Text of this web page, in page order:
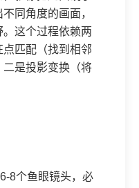
同角度的画面，
这个过程依赖两
匹配（找到相邻
是投影变换（将
8个鱼眼镜头，必